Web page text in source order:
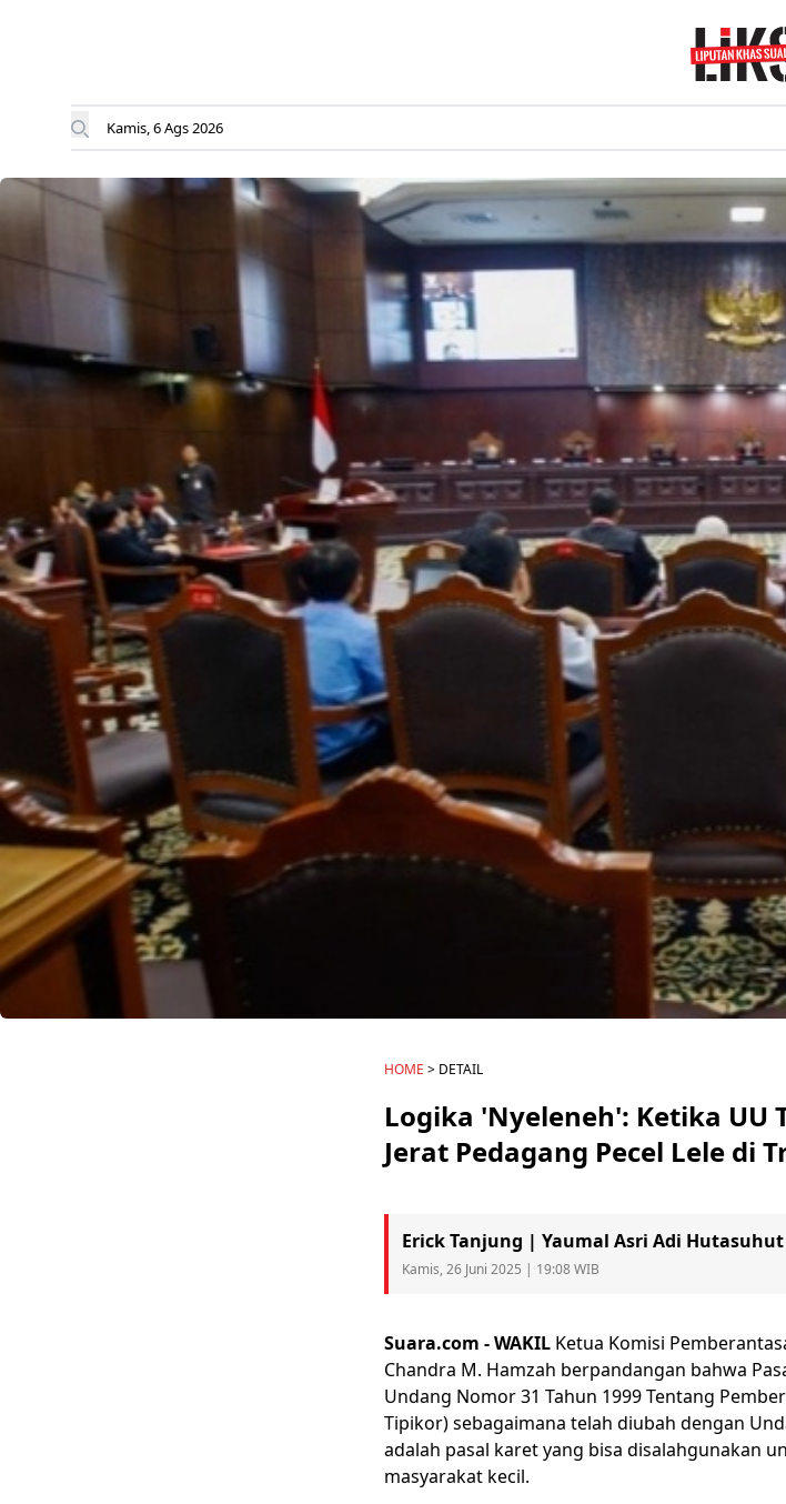
Kamis, 6 Ags 2026
HOME > DETAIL
Logika 'Nyeleneh': Ketika UU
Jerat Pedagang Pecel Lele di
Erick Tanjung | Yaumal Asri Adi Hutasuhut
Kamis, 26 Juni 2025 | 19:08 WIB
Suara.com -WAKILKetua Komisi
Chandra M. Hamzah berpandangan bahwa
Undang Nomor 31 Tahun 1999 Tentang
Tipikor) sebagaimana telah diubah dengan
adalah pasal karet yang bisa disalahgunakan
masyarakat kecil.